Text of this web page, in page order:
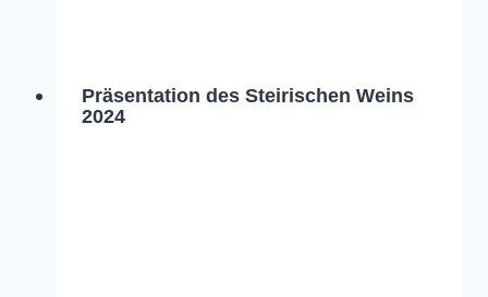
Präsentation des Steirischen Weins
2024